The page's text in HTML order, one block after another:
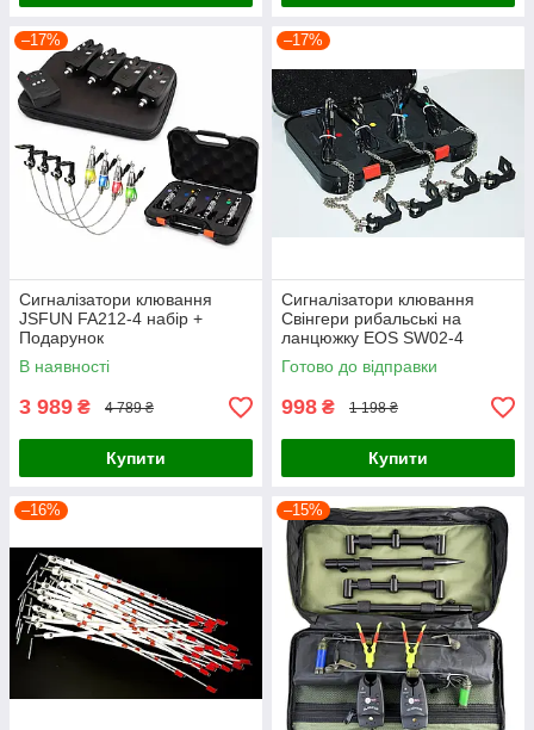
–17%
Сигналізатори клювання
JSFUN FA212-4 набір +
Подарунок
В наявності
3 989 ₴ 4 789 ₴
Купити
–17%
Сигналізатори клювання
Свінгери рибальські на
ланцюжку EOS SW02-4
Готово до відправки
998 ₴ 1 198 ₴
Купити
–16% –15%